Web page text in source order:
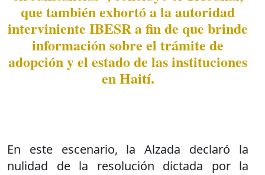
que también exhortó a la autoridad
interviniente IBESR a fin de que brinde
información sobre el trámite de
adopción y el estado de las instituciones
en Haití.
En este escenario, la Alzada declaró la
nulidad de la resolución dictada por la